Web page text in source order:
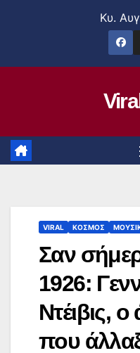
Κυ.
VIRAL ΚΟΣΜΟΣ
Σαν
1926:
Ντέιβις,
που